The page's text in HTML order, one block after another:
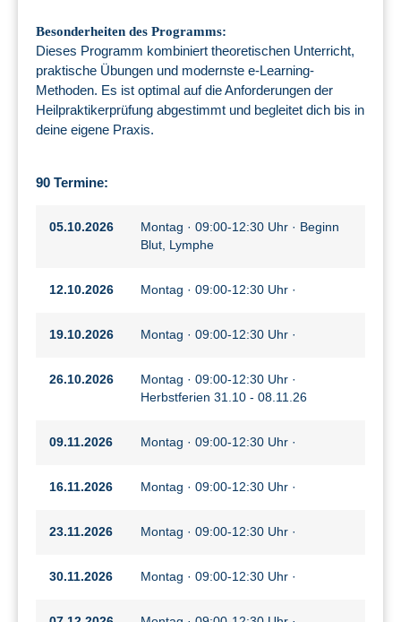
Besonderheiten des Programms:
Dieses Programm kombiniert theoretischen Unterricht,
praktische Übungen und modernste e-Learning-
Methoden. Es ist optimal auf die Anforderungen der
Heilpraktikerprüfung abgestimmt und begleitet dich bis in
deine eigene Praxis.
90 Termine:
05.10.2026
Montag · 09:00-12:30 Uhr · Beginn
Blut, Lymphe
12.10.2026 Montag · 09:00-12:30 Uhr ·
19.10.2026 Montag · 09:00-12:30 Uhr ·
26.10.2026
Montag · 09:00-12:30 Uhr ·
Herbstferien 31.10 - 08.11.26
09.11.2026 Montag · 09:00-12:30 Uhr ·
16.11.2026 Montag · 09:00-12:30 Uhr ·
23.11.2026 Montag · 09:00-12:30 Uhr ·
30.11.2026 Montag · 09:00-12:30 Uhr ·